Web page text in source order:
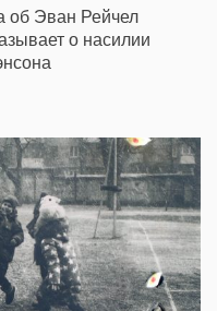
об Эван Рейчел
о насилии